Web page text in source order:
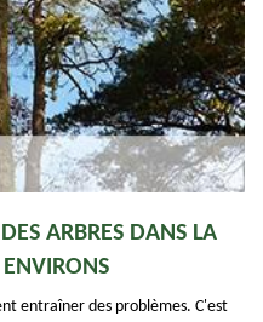
ARBRES DANS LA
entraîner des problèmes. C'est